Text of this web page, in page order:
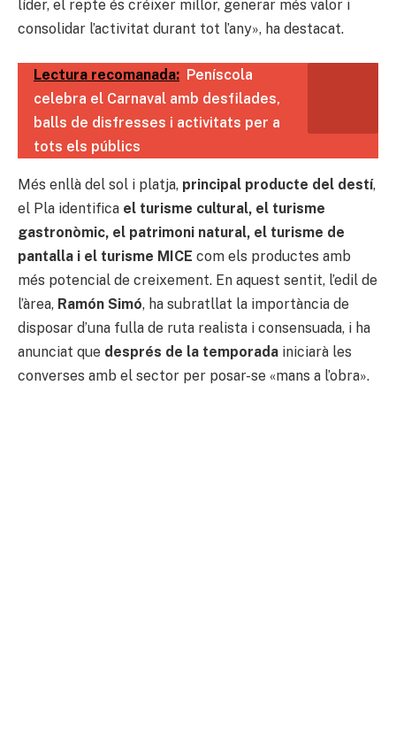
líder, el repte és créixer millor, generar més valor i
consolidar l’activitat durant tot l’any», ha destacat.
Lectura recomanada: Peníscola
celebra el Carnaval amb desfilades,
balls de disfresses i activitats per a
tots els públics
Més enllà del sol i platja, principal producte del destí,
el Pla identifica el turisme cultural, el turisme
gastronòmic, el patrimoni natural, el turisme de
pantalla i el turisme MICE com els productes amb
més potencial de creixement. En aquest sentit, l’edil de
l’àrea, Ramón Simó, ha subratllat la importància de
disposar d’una fulla de ruta realista i consensuada, i ha
anunciat que després de la temporada iniciarà les
converses amb el sector per posar-se «mans a l’obra».